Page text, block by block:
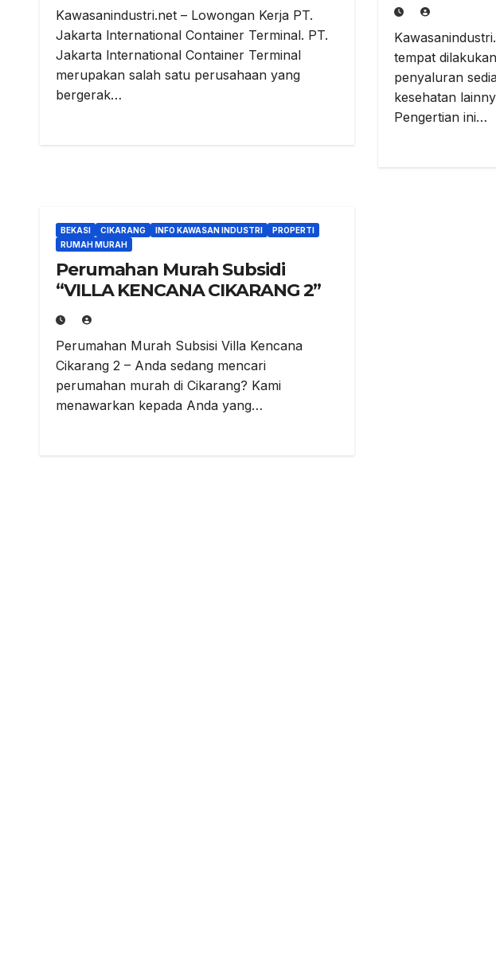
Kawasanindustri.net – Lowongan Kerja PT.
Jakarta lnternational Container Terminal. PT.
Jakarta lnternational Container Terminal
merupakan salah satu perusahaan yang
bergerak…
tempat
penyaluran
kesehatan
Pengertian ini…
BEKASI CIKARANG INFO KAWASAN INDUSTRI
PROPERTI
RUMAH MURAH
Perumahan Murah Subsidi
“VILLA KENCANA CIKARANG 2”
Perumahan Murah Subsisi Villa Kencana
Cikarang 2 – Anda sedang mencari
perumahan murah di Cikarang? Kami
menawarkan kepada Anda yang…